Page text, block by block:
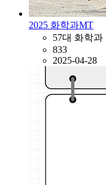
2025 화학과MT
57대 화학
833
2025-04-28